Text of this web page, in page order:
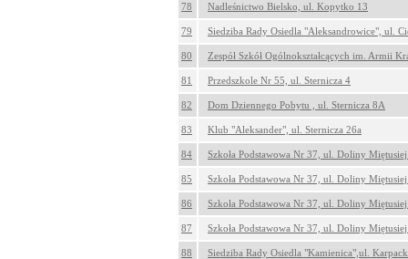
78 Nadleśnictwo Bielsko, ul. Kopytko 13
79 Siedziba Rady Osiedla "Aleksandrowice", ul.
80 Zespół Szkół Ogólnokształcących im. Armii
81 Przedszkole Nr 55, ul. Sternicza 4
82 Dom Dziennego Pobytu , ul. Sternicza 8A
83 Klub "Aleksander", ul. Sternicza 26a
84 Szkoła Podstawowa Nr 37, ul. Doliny
85 Szkoła Podstawowa Nr 37, ul. Doliny
86 Szkoła Podstawowa Nr 37, ul. Doliny
87 Szkoła Podstawowa Nr 37, ul. Doliny
88 Siedziba Rady Osiedla "Kamienica",ul.